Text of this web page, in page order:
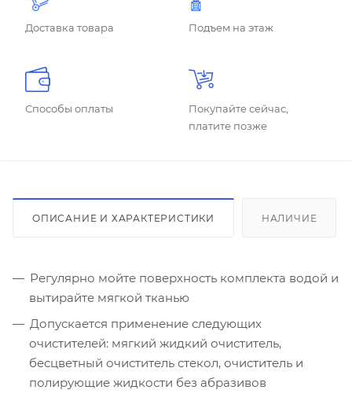
Доставка товара Подъем на этаж
Способы оплаты
Покупайте сейчас,
платите позже
ОПИСАНИЕ И ХАРАКТЕРИСТИКИ НАЛИЧИЕ
Регулярно мойте поверхность комплекта водой и
вытирайте мягкой тканью
Допускается применение следующих
очистителей: мягкий жидкий очиститель,
бесцветный очиститель стекол, очиститель и
полирующие жидкости без абразивов